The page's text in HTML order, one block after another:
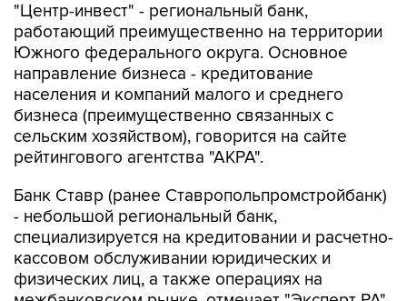
"Центр-инвест" - региональный банк,
работающий преимущественно на территории
Южного федерального округа. Основное
направление бизнеса - кредитование
населения и компаний малого и среднего
бизнеса (преимущественно связанных с
сельским хозяйством), говорится на сайте
рейтингового агентства "АКРА".
Банк Ставр (ранее Ставропольпромстройбанк)
- небольшой региональный банк,
специализируется на кредитовании и расчетно-
кассовом обслуживании юридических и
физических лиц, а также операциях на